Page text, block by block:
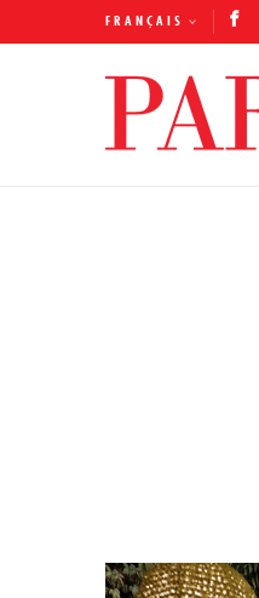
FRANÇAIS